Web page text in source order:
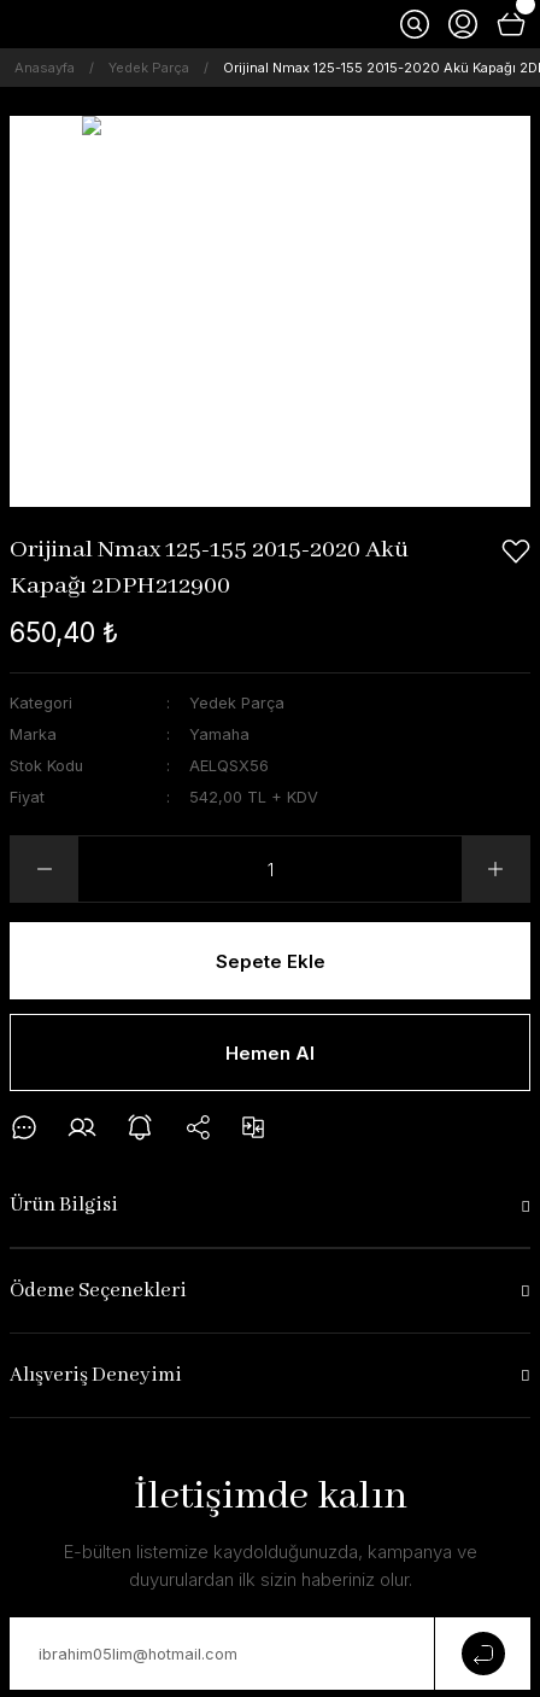
Anasayfa Yedek Parça Orijinal Nmax 125-155 2015-2020 Akü Kapağı
Orijinal Nmax 125-155 2015-2020 Akü
Kapağı 2DPH212900
650,40 ₺
Kategori
Yedek Parça
Marka
Yamaha
Stok Kodu
AELQSX56
Fiyat
542,00 TL + KDV
Sepete Ekle
Hemen Al
Ürün Bilgisi
Ödeme Seçenekleri
Alışveriş Deneyimi
İletişimde kalın
E-bülten listemize kaydolduğunuzda, kampanya ve
duyurulardan ilk sizin haberiniz olur.